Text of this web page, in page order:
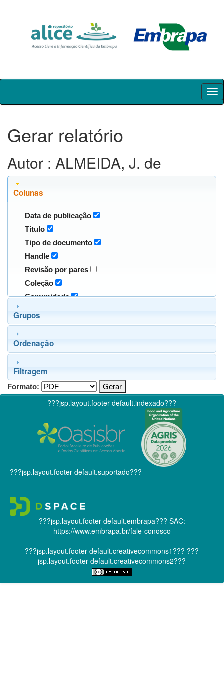
Skip
Gerar relatório
Autor : ALMEIDA, J. de
Colunas
Data de publicação
Título
Tipo de documento
Handle
Revisão por pares
Coleção
Comunidade
Grupos
Ordenação
Filtragem
Formato:
???jsp.layout.footer-default.indexado???
???jsp.layout.footer-default.suportado???
???jsp.layout.footer-default.embrapa??? SAC:
https://www.embrapa.br/fale-conosco
???jsp.layout.footer-default.creativecommons1??? ???
jsp.layout.footer-default.creativecommons2???